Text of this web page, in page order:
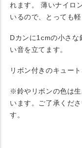
れます。 薄いナイロ
いるので、とっても
Dカンに1cmの小さな
い音を立てます。
リボン付きのキュー
※鈴やリボンの色は
います。ご了承くだ
す。